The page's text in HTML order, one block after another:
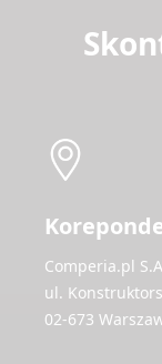
Comperia.pl
ul.
02-673